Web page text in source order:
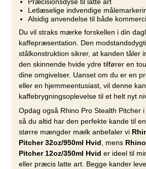
Præcisionsdyse til latte art
Letlæselige indvendige
Alsidig anvendelse til både
Du vil straks mærke forskellen i din
kaffepræsentation. Den
stålkonstruktion sikrer, at kanden tåler
den skinnende hvide ydre tilfører en
dine omgivelser. Uanset om du er en
eller en hjemmeentusiast, vil denne
kaffebrygningsoplevelse til et helt nyt
Opdag også Rhino Pro Stealth Pitcher
så du altid har den perfekte kande til
større mængder mælk anbefaler vi
Pitcher 32oz/950ml Hvid, mens
Pitcher 12oz/350ml Hvid er ideel til
eller præcis latte art. Begge kander